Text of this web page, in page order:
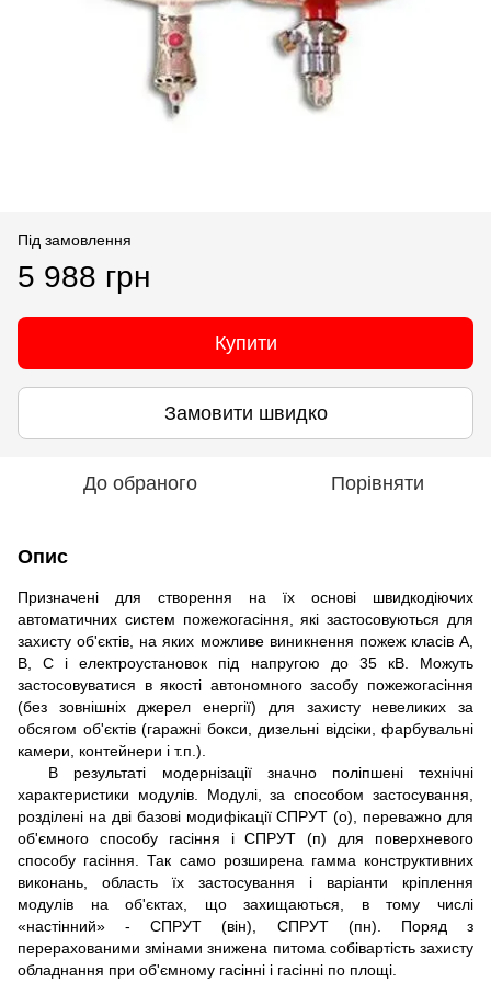
Під замовлення
5 988 грн
Купити
Замовити швидко
До обраного Порівняти
Опис
Призначені для створення на їх основі швидкодіючих
автоматичних систем пожежогасіння, які застосовуються для
захисту об'єктів, на яких можливе виникнення пожеж класів А,
В, С і електроустановок під напругою до 35 кВ. Можуть
застосовуватися в якості автономного засобу пожежогасіння
(без зовнішніх джерел енергії) для захисту невеликих за
обсягом об'єктів (гаражні бокси, дизельні відсіки, фарбувальні
камери, контейнери і т.п.).
В результаті модернізації значно поліпшені технічні
характеристики модулів. Модулі, за способом застосування,
розділені на дві базові модифікації СПРУТ (о), переважно для
об'ємного способу гасіння і СПРУТ (п) для поверхневого
способу гасіння. Так само розширена гамма конструктивних
виконань, область їх застосування і варіанти кріплення
модулів на об'єктах, що захищаються, в тому числі
«настінний» - СПРУТ (він), СПРУТ (пн). Поряд з
перерахованими змінами знижена питома собівартість захисту
обладнання при об'ємному гасінні і гасінні по площі.